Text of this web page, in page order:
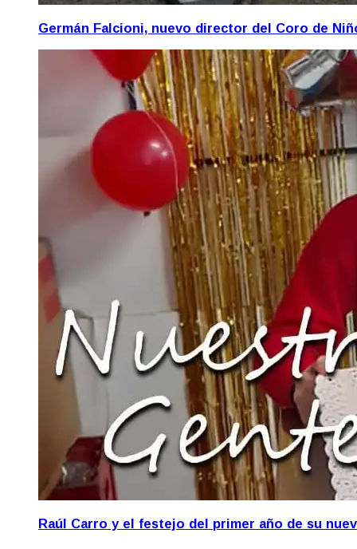
Germán Falcioni, nuevo director del Coro de
Raúl Carro y el festejo del primer año de su